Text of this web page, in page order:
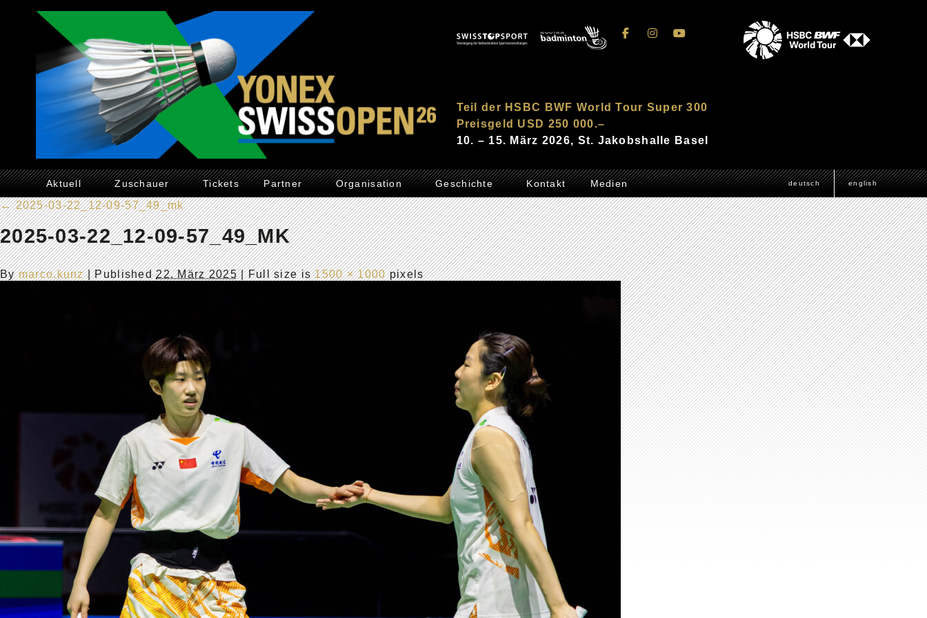
Teil der HSBC BWF World Tour Super 300
Preisgeld USD 250 000.–
10. – 15. März 2026, St. Jakobshalle Basel
Aktuell Zuschauer Tickets Partner Organisation Geschichte Kontakt Medien deutsch english
←2025-03-22_12-09-57_49_mk
2025-03-22_12-09-57_49_MK
Bymarco.kunz |Published22. März 2025| Full size is1500 × 1000pixels